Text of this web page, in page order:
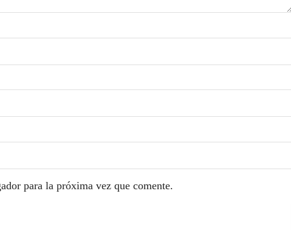
para la próxima vez que comente.